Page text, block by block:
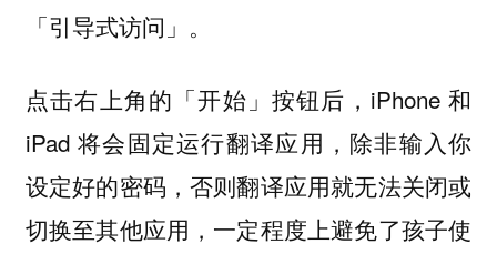
「引导式访问」。
点击右上角的「开始」按钮后，iPhone 和
iPad 将会固定运行翻译应用，除非输入你
设定好的密码，否则翻译应用就无法关闭或
切换至其他应用，一定程度上避免了孩子使